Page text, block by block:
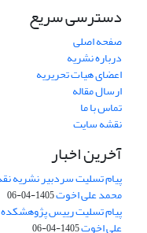
دسترسی سریع
صفحه اصلی
درباره نشریه
اعضای هیات تحریریه
ارسال مقاله
تماس با ما
نقشه سایت
آخرین اخبار
پیام تسلیت سردبیر نشریه
محمد علی اخوت1405-04-06
پیام تسلیت رییس پژوهشکده
علی اخوت1405-04-06